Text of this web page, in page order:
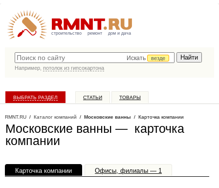
строительство ремонт дом и дача
Искать
везде
Например, потолок из гипсокартона
ВЫБРАТЬ РАЗДЕЛ СТАТЬИ ТОВАРЫ
RMNT.RU / Каталог компаний / Московские ванны / Карточка компании
Московские ванны — карточка
компании
Карточка компании Офисы, филиалы — 1